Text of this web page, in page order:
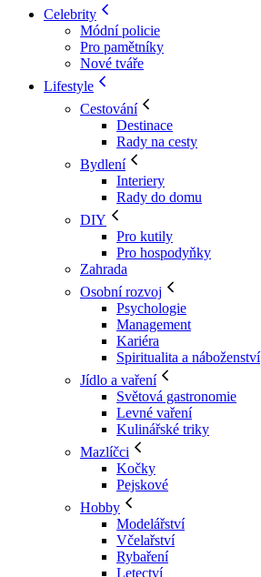
Celebrity
Módní policie
Pro pamětníky
Nové tváře
Lifestyle
Cestování
Destinace
Rady na cesty
Bydlení
Interiery
Rady do domu
DIY
Pro kutily
Pro hospodyňky
Zahrada
Osobní rozvoj
Psychologie
Management
Kariéra
Spiritualita a náboženství
Jídlo a vaření
Světová gastronomie
Levné vaření
Kulinářské triky
Mazlíčci
Kočky
Pejskové
Hobby
Modelářství
Včelařství
Rybaření
Letectví